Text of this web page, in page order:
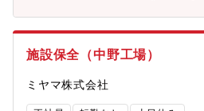
施設保全（中野工場）
ミヤマ株式会社